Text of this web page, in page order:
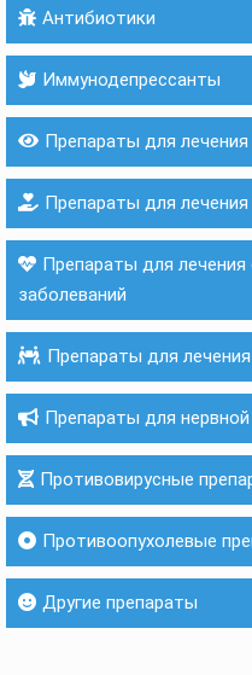
Антибиотики
Иммунодепрессанты
Препараты для лечения
Препараты для
Препараты для
заболеваний
Препараты для
Препараты для
Противовирусные
Противоопухолевые
Другие препараты